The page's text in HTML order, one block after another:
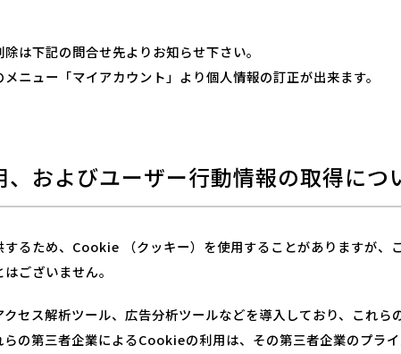
は下記の問合せ先よりお知らせ下さい。
ニュー「マイアカウント」より個人情報の訂正が出来ます。
およびユーザー行動情報の取得につ
るため、Cookie （クッキー）を使用することがありますが、
ございません。
セス解析ツール、広告分析ツールなどを導入しており、これ
の第三者企業によるCookieの利用は、その第三者企業のプラ